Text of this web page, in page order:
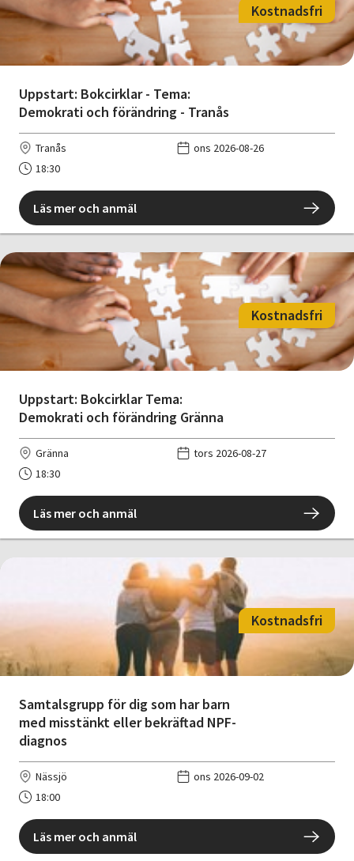
Uppstart: Bokcirklar - Tema:
Demokrati och förändring - Tranås
Kostnadsfri
Tranås
ons 2026-08-26
18:30
Läs mer och anmäl
Uppstart: Bokcirklar Tema:
Demokrati och förändring Gränna
Kostnadsfri
Gränna
tors 2026-08-27
18:30
Läs mer och anmäl
Samtalsgrupp för dig som har barn
med misstänkt eller bekräftad NPF-
diagnos
Kostnadsfri
Nässjö
ons 2026-09-02
18:00
Läs mer och anmäl